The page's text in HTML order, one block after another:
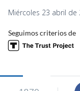
Miércoles 23 abril de
Seguimos criterios de